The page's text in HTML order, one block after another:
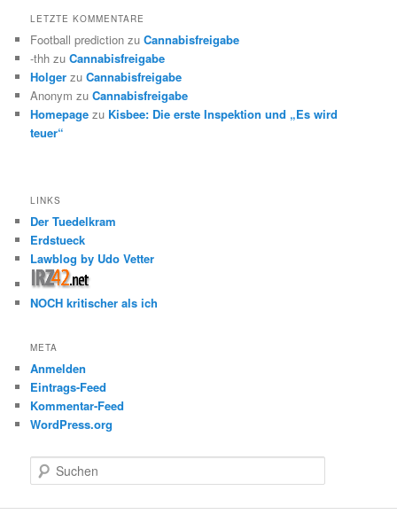
LETZTE KOMMENTARE
Football prediction zuCannabisfreigabe
-thh zuCannabisfreigabe
Holger zuCannabisfreigabe
Anonym zuCannabisfreigabe
Homepage zu Kisbee: Die erste Inspektion und „Es wird
teuer“
LINKS
Der Tuedelkram
Erdstueck
Lawblog by Udo Vetter
NOCH kritischer als ich
META
Anmelden
Eintrags-Feed
Kommentar-Feed
WordPress.org
u